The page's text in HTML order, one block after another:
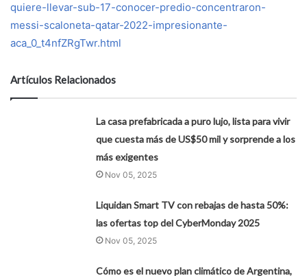
quiere-llevar-sub-17-conocer-predio-concentraron-
messi-scaloneta-qatar-2022-impresionante-
aca_0_t4nfZRgTwr.html
Artículos Relacionados
La casa prefabricada a puro lujo, lista para vivir
que cuesta más de US$50 mil y sorprende a los
más exigentes
Nov 05, 2025
Liquidan Smart TV con rebajas de hasta 50%:
las ofertas top del CyberMonday 2025
Nov 05, 2025
Cómo es el nuevo plan climático de Argentina,